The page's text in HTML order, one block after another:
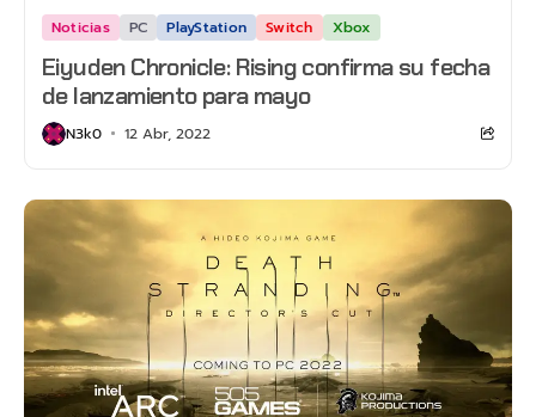
Noticias PC PlayStation Switch Xbox
Eiyuden Chronicle: Rising confirma su fecha
de lanzamiento para mayo
N3k0 12 Abr, 2022